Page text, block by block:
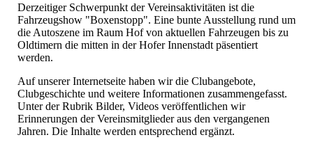
Derzeitiger Schwerpunkt der Vereinsaktivitäten ist die
Fahrzeugshow "Boxenstopp". Eine bunte Ausstellung rund um
die Autoszene im Raum Hof von aktuellen Fahrzeugen bis zu
Oldtimern die mitten in der Hofer Innenstadt päsentiert
werden.
Auf unserer Internetseite haben wir die Clubangebote,
Clubgeschichte und weitere Informationen zusammengefasst.
Unter der Rubrik Bilder, Videos veröffentlichen wir
Erinnerungen der Vereinsmitglieder aus den vergangenen
Jahren. Die Inhalte werden entsprechend ergänzt.